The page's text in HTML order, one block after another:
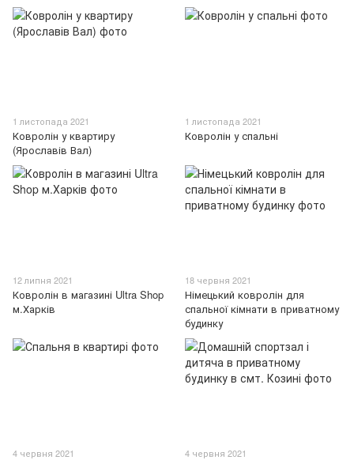
1 листопада 2021
Ковролін у квартиру
(Ярославів Вал)
1 листопада 2021
Ковролін у спальні
12 липня 2021
Ковролін в магазині Ultra Shop
м.Харків
18 червня 2021
Німецький ковролін для
спальної кімнати в приватному
будинку
4 червня 2021 4 червня 2021